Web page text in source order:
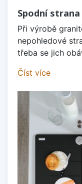
Spodní
Při výrobě
nepohledové
třeba se jich
Číst více